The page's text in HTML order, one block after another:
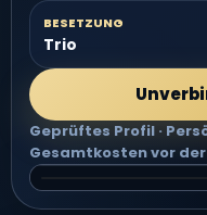
BESETZUNG
Trio
Geprüftes Profil ·
Gesamtkosten vor
VIDEO 2